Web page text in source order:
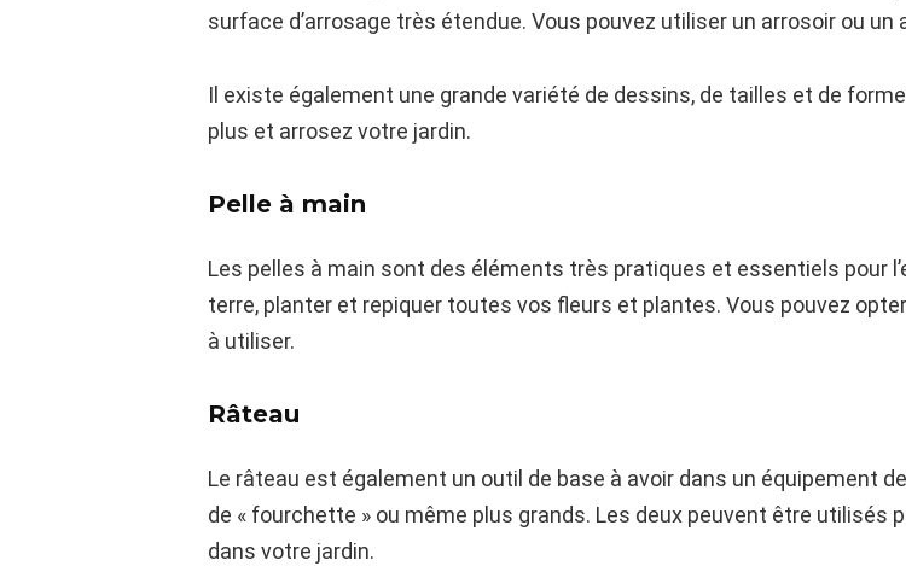
surface d’arrosage très étendue. Vous pouvez utiliser un arrosoir ou
Il existe également une grande variété de dessins, de tailles et de
plus et arrosez votre jardin.
Pelle à main
Les pelles à main sont des éléments très pratiques et essentiels pour
terre, planter et repiquer toutes vos fleurs et plantes. Vous pouvez
à utiliser.
Râteau
Le râteau est également un outil de base à avoir dans un équipement
de « fourchette » ou même plus grands. Les deux peuvent être
dans votre jardin.